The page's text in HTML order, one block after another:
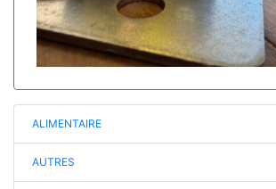
ALIMENTAIRE
AUTRES